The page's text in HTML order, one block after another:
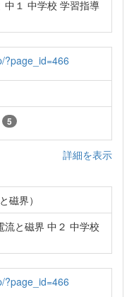
中１ 中学校 学習指導
?page_id=466
5
詳細を表示
磁界）
流と磁界 中２ 中学校
?page_id=466